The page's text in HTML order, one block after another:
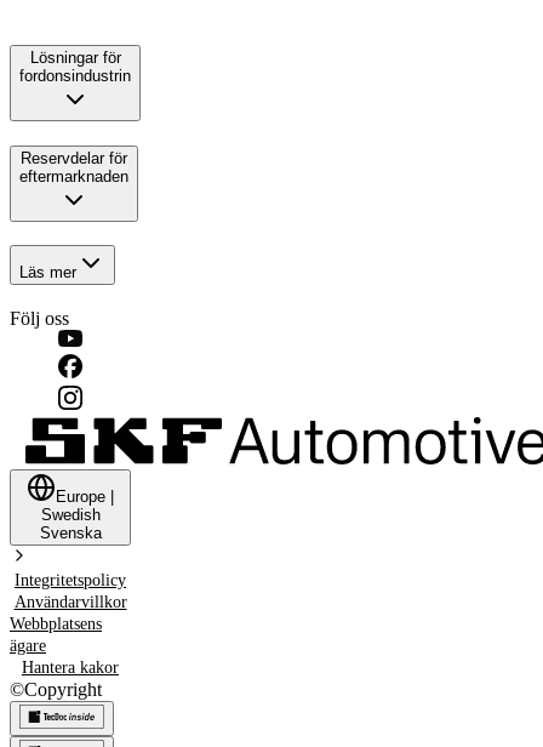
Lösningar för
fordonsindustrin
Reservdelar för
eftermarknaden
Läs mer
Följ oss
Europe
Swedish
Svenska
Integritetspolicy
Användarvillkor
Webbplatsens
ägare
Hantera kakor
©Copyright